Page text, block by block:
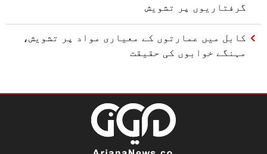
گرفتاریوں پر تشویش
کابل میں عمارتوں کے معیاری مواد پر تشویش،
مہنگے خوابوں کی حقیقت